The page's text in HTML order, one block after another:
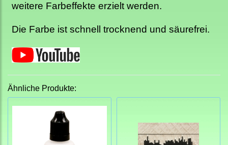
weitere Farbeffekte erzielt werden.
Die Farbe ist schnell trocknend und säurefrei.
Ähnliche Produkte: